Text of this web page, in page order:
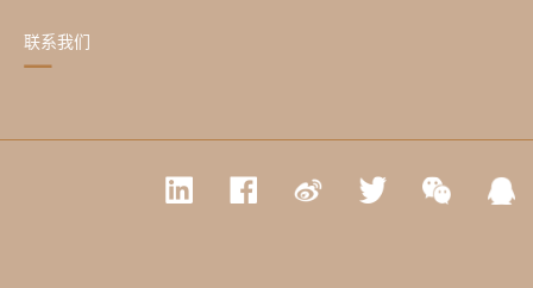
联系我们